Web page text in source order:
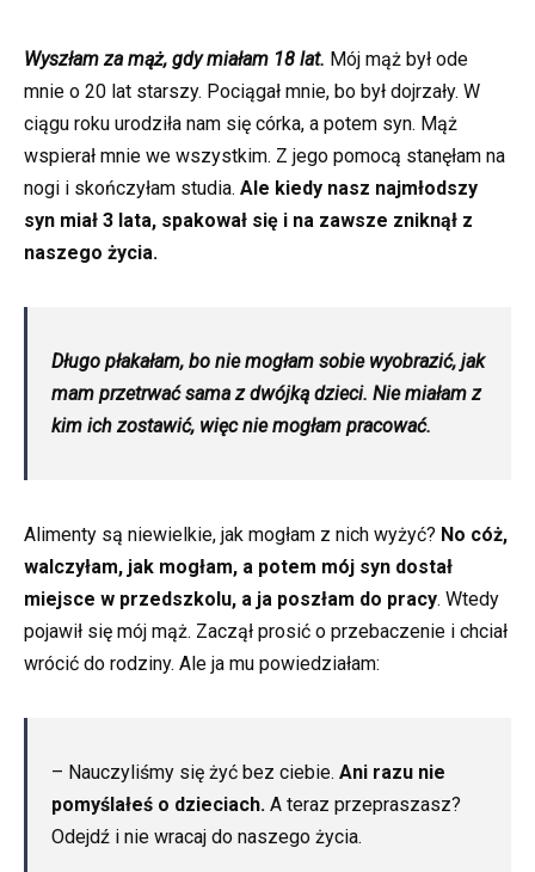
Wyszłam za mąż, gdy miałam 18 lat. Mój mąż był ode
mnie o 20 lat starszy. Pociągał mnie, bo był dojrzały. W
ciągu roku urodziła nam się córka, a potem syn. Mąż
wspierał mnie we wszystkim. Z jego pomocą stanęłam na
nogi i skończyłam studia. Ale kiedy nasz najmłodszy
syn miał 3 lata, spakował się i na zawsze zniknął z
naszego życia.
Długo płakałam, bo nie mogłam sobie wyobrazić, jak
mam przetrwać sama z dwójką dzieci. Nie miałam z
kim ich zostawić, więc nie mogłam pracować.
Alimenty są niewielkie, jak mogłam z nich wyżyć? No cóż,
walczyłam, jak mogłam, a potem mój syn dostał
miejsce w przedszkolu, a ja poszłam do pracy. Wtedy
pojawił się mój mąż. Zaczął prosić o przebaczenie i chciał
wrócić do rodziny. Ale ja mu powiedziałam:
– Nauczyliśmy się żyć bez ciebie. Ani razu nie
pomyślałeś o dzieciach. A teraz przepraszasz?
Odejdź i nie wracaj do naszego życia.